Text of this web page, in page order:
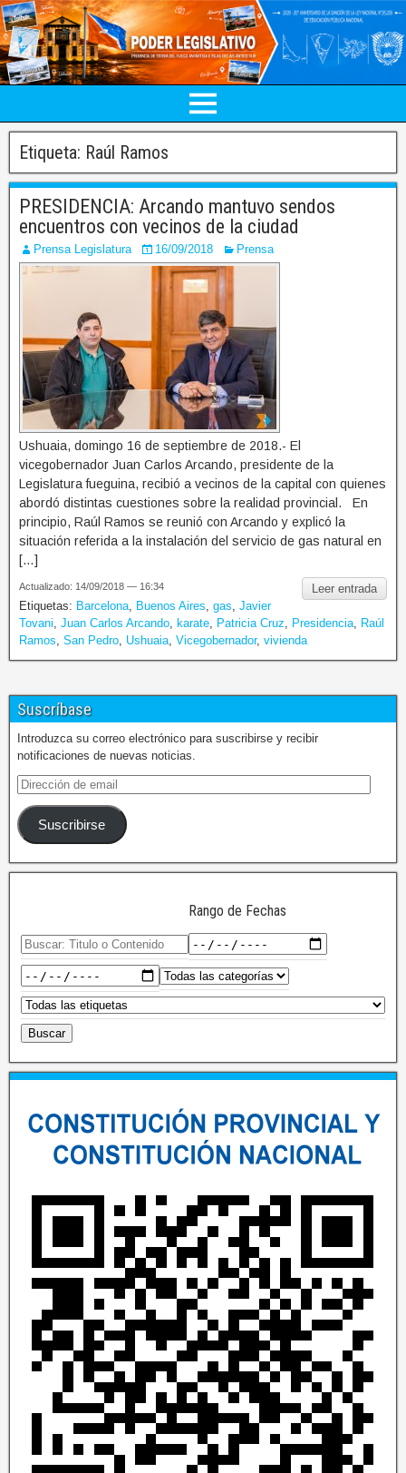
Etiqueta: Raúl Ramos
PRESIDENCIA: Arcando mantuvo sendos
encuentros con vecinos de la ciudad
Prensa Legislatura 16/09/2018 Prensa
Ushuaia, domingo 16 de septiembre de 2018.- El
vicegobernador Juan Carlos Arcando, presidente de la
Legislatura fueguina, recibió a vecinos de la capital con quienes
abordó distintas cuestiones sobre la realidad provincial. En
principio, Raúl Ramos se reunió con Arcando y explicó la
situación referida a la instalación del servicio de gas natural en
[…]
Leer entrada
Actualizado: 14/09/2018 — 16:34
Etiquetas: Barcelona Buenos Aires gas Javier
Tovani Juan Carlos Arcando karate Patricia Cruz Presidencia
Raúl
Ramos San Pedro Ushuaia Vicegobernador, vivienda
Suscríbase
Introduzca su correo electrónico para suscribirse y recibir
notificaciones de nuevas noticias.
Suscribirse
Rango de Fechas